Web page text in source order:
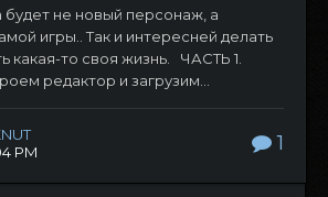
будет не новый персонаж, а
игры.. Так и интересней делать
какая-то своя жизнь. ЧАСТЬ 1.
редактор и загрузим...
PM
1